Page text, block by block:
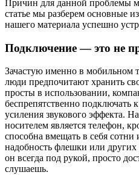
Причин для данной проблемы
статье мы разберем основные
нашего материала успешно
Подключение — это не
Зачастую именно в мобильном
люди предпочитают хранить
просты в использовании,
беспрепятственно подключать
усиления звукового эффекта.
носителем является телефон,
способна вмещать в себя сотни
надобность флешки или других
он всегда под рукой, просто
слушаешь.